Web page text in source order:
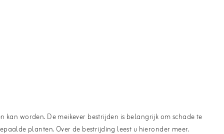
worden. De meikever bestrijden is belangrijk om schade te
planten. Over de bestrijding leest u hieronder meer.